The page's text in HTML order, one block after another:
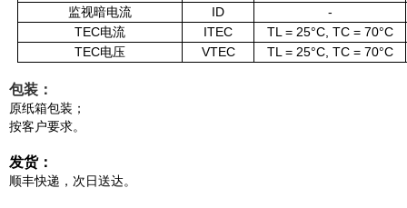
监视暗电流
ID
-
TEC电流
ITEC
TL = 25°C, TC = 70°C
TEC电压
VTEC TL = 25°C, TC = 70°C
包装：
原纸箱包装；
按客户要求。
发货：
顺丰快递，次日送达。